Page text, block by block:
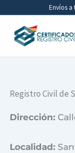
contenido
Envíos a
Registro Civil de
Dirección:
Localidad: